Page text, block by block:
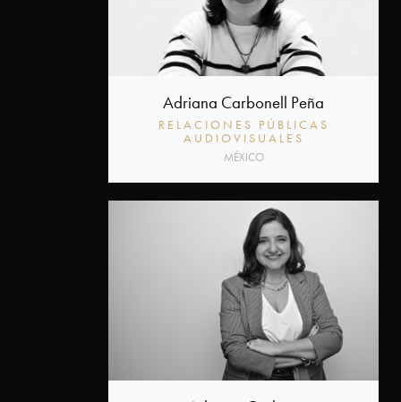
Adriana Carbonell Peña
RELACIONES PÚBLICAS
AUDIOVISUALES
MÉXICO